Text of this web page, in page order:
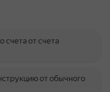
счета от счета
от обычного